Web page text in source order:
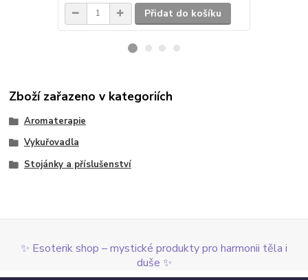
Přidat do košíku
Zboží zařazeno v kategoriích
Aromaterapie
Vykuřovadla
Stojánky a příslušenství
✨ Esoterik shop – mystické produkty pro harmonii těla i
duše ✨